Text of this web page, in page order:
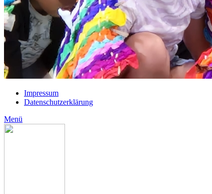
Impressum
Datenschutzerklärung
Menü